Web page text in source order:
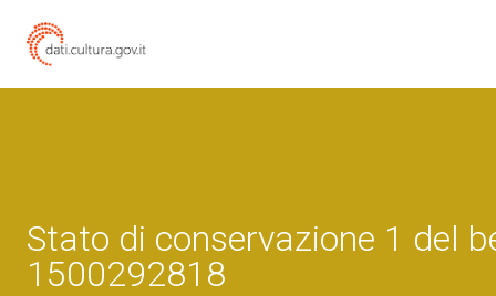
Stato di conservazione 1 del
1500292818